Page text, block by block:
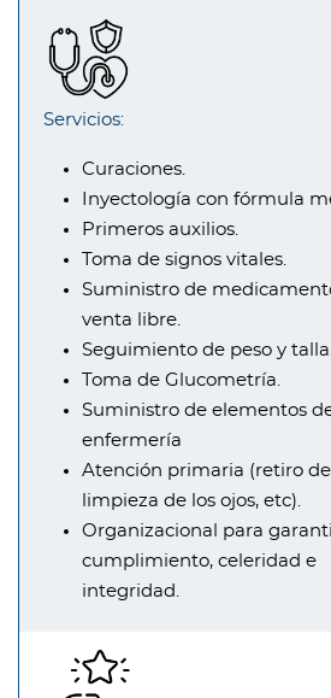
Servicios:
Curaciones.
Inyectología con fórmula
Primeros auxilios.
Toma de signos vitales.
Suministro de
venta libre.
Seguimiento de peso y talla.
Toma de Glucometría.
Suministro de elementos
enfermería
Atención primaria (retiro
limpieza de los ojos, etc).
Organizacional para
cumplimiento, celeridad e
integridad.